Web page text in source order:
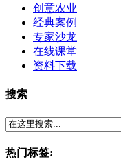
创意农业
经典案例
专家沙龙
在线课堂
资料下载
搜索
热门标签: